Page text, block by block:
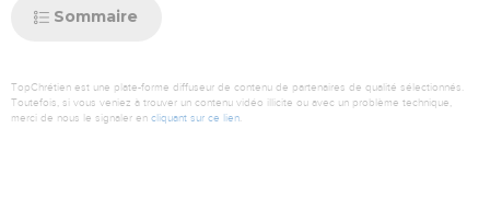
Sommaire
TopChrétien est une plate-forme diffuseur de contenu de partenaires de qualité sélectionnés.
Toutefois, si vous veniez à trouver un contenu vidéo illicite ou avec un problème technique,
merci de nous le signaler en cliquant sur ce lien